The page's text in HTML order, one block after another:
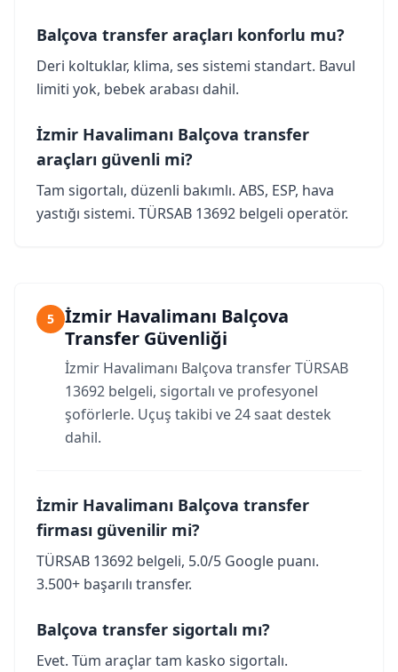
Balçova transfer araçları konforlu mu?
Deri koltuklar, klima, ses sistemi standart. Bavul
limiti yok, bebek arabası dahil.
İzmir Havalimanı Balçova transfer
araçları güvenli mi?
Tam sigortalı, düzenli bakımlı. ABS, ESP, hava
yastığı sistemi. TÜRSAB 13692 belgeli operatör.
5
İzmir Havalimanı Balçova
Transfer Güvenliği
İzmir Havalimanı Balçova transfer TÜRSAB
13692 belgeli, sigortalı ve profesyonel
şoförlerle. Uçuş takibi ve 24 saat destek
dahil.
İzmir Havalimanı Balçova transfer
firması güvenilir mi?
TÜRSAB 13692 belgeli, 5.0/5 Google puanı.
3.500+ başarılı transfer.
Balçova transfer sigortalı mı?
Evet. Tüm araçlar tam kasko sigortalı.